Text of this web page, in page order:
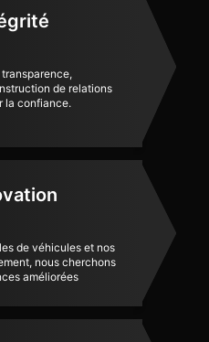
de relations
la confiance.
de véhicules et nos
nous cherchons
améliorées